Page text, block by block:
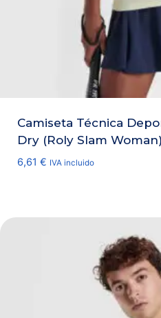
Camiseta Técnica
Dry (Roly Slam Woman)
6,61 € IVA incluido